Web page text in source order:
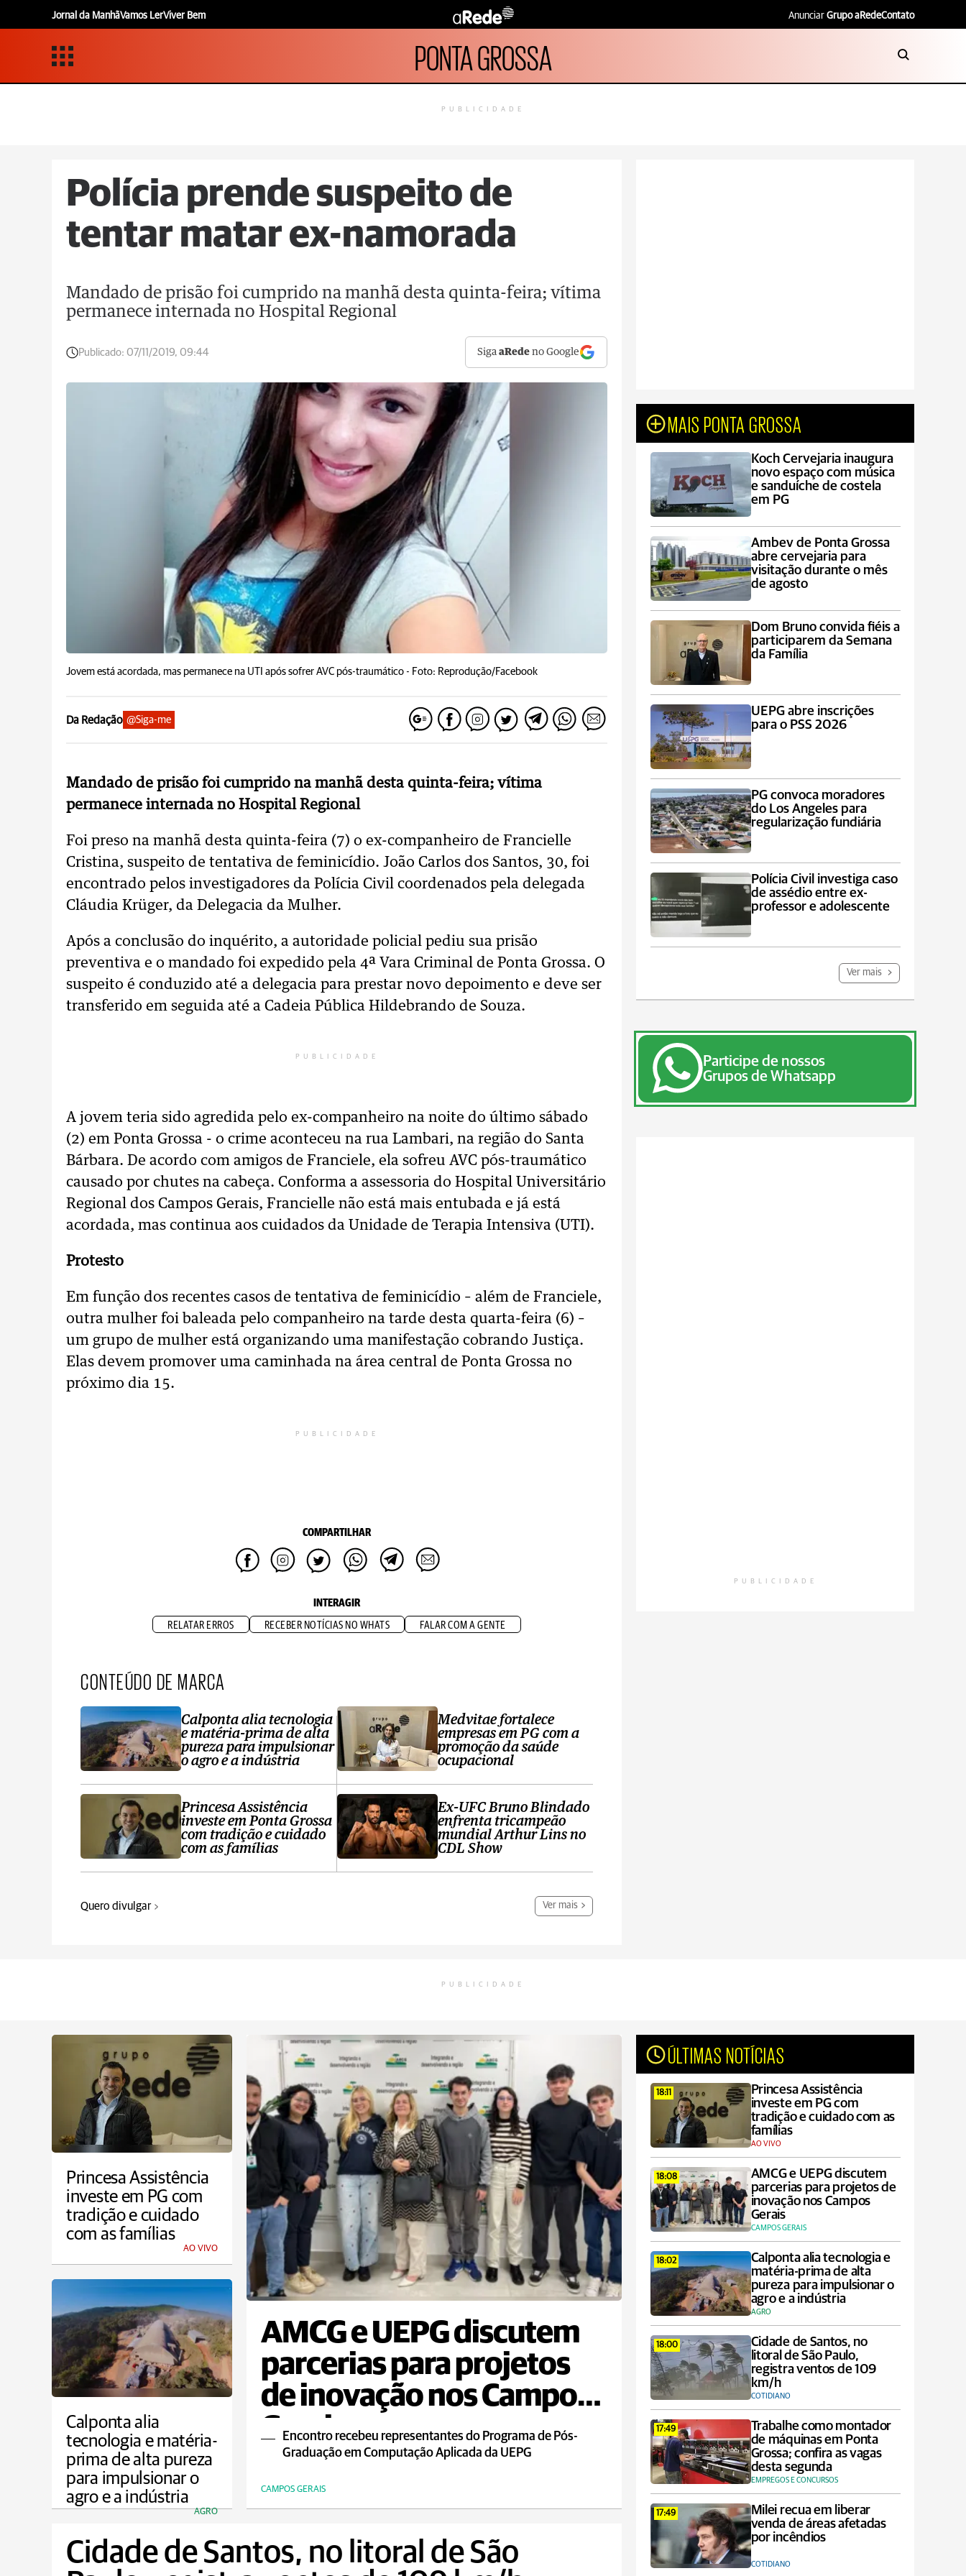
Jornal da ManhãVamos LerViver Bem Anunciar Grupo aRedeContato
PONTA GROSSA
PUBLICIDADE
Polícia prende suspeito de
tentar matar ex-namorada
Mandado de prisão foi cumprido na manhã desta quinta-feira; vítima
permanece internada no Hospital Regional
Publicado: 07/11/2019, 09:44 SigaaRede no Google
Jovem está acordada, mas permanece na UTI após sofrer AVC pós-traumático - Foto: Reprodução/Facebook
Da Redação @Siga-me
Mandado de prisão foi cumprido na manhã desta quinta-feira; vítima
permanece internada no Hospital Regional
Foi preso na manhã desta quinta-feira (7) o ex-companheiro de Francielle
Cristina, suspeito de tentativa de feminicídio. João Carlos dos Santos, 30, foi
encontrado pelos investigadores da Polícia Civil coordenados pela delegada
Cláudia Krüger, da Delegacia da Mulher.
Após a conclusão do inquérito, a autoridade policial pediu sua prisão
preventiva e o mandado foi expedido pela 4ª Vara Criminal de Ponta Grossa. O
suspeito é conduzido até a delegacia para prestar novo depoimento e deve ser
transferido em seguida até a Cadeia Pública Hildebrando de Souza.
PUBLICIDADE
A jovem teria sido agredida pelo ex-companheiro na noite do último sábado
(2) em Ponta Grossa - o crime aconteceu na rua Lambari, na região do Santa
Bárbara. De acordo com amigos de Franciele, ela sofreu AVC pós-traumático
causado por chutes na cabeça. Conforma a assessoria do Hospital Universitário
Regional dos Campos Gerais, Francielle não está mais entubada e já está
acordada, mas continua aos cuidados da Unidade de Terapia Intensiva (UTI).
Protesto
Em função dos recentes casos de tentativa de feminicídio – além de Franciele,
outra mulher foi baleada pelo companheiro na tarde desta quarta-feira (6) –
um grupo de mulher está organizando uma manifestação cobrando Justiça.
Elas devem promover uma caminhada na área central de Ponta Grossa no
próximo dia 15.
PUBLICIDADE
COMPARTILHAR
INTERAGIR
RELATAR ERROS RECEBER NOTÍCIAS NO WHATS FALAR COM A GENTE
CONTEÚDO DE MARCA
Calponta alia tecnologia
e matéria-prima de alta
pureza para impulsionar
o agro e a indústria
Princesa Assistência
investe em Ponta Grossa
com tradição e cuidado
com as famílias
Medvitae fortalece
empresas em PG com a
promoção da saúde
ocupacional
Ex-UFC Bruno Blindado
enfrenta tricampeão
mundial Arthur Lins no
CDL Show
Quero divulgar Ver mais
MAIS PONTA GROSSA
Koch Cervejaria inaugura
novo espaço com música
e sanduíche de costela
em PG
Ambev de Ponta Grossa
abre cervejaria para
visitação durante o mês
de agosto
Dom Bruno convida fiéis a
participarem da Semana
da Família
UEPG abre inscrições
para o PSS 2026
PG convoca moradores
do Los Angeles para
regularização fundiária
Polícia Civil investiga caso
de assédio entre ex-
professor e adolescente
Ver mais
Participe de nossos
Grupos de Whatsapp
PUBLICIDADE
PUBLICIDADE
Princesa Assistência
investe em PG com
tradição e cuidado
com as famílias
AO VIVO
AMCG e UEPG discutem
parcerias para projetos
de inovação nos Campos
Gerais
Encontro recebeu representantes do Programa de Pós-
Graduação em Computação Aplicada da UEPG
CAMPOS GERAIS
ÚLTIMAS NOTÍCIAS
18:11
Princesa Assistência
investe em PG com
tradição e cuidado com as
famílias
AO VIVO
18:08
AMCG e UEPG discutem
parcerias para projetos de
inovação nos Campos
Gerais
CAMPOS GERAIS
18:02
Calponta alia tecnologia e
matéria-prima de alta
pureza para impulsionar o
agro e a indústria
AGRO
18:00
Cidade de Santos, no
litoral de São Paulo,
registra ventos de 109
km/h
COTIDIANO
17:49
Trabalhe como montador
de máquinas em Ponta
Grossa; confira as vagas
desta segunda
EMPREGOS E CONCURSOS
17:49
Milei recua em liberar
venda de áreas afetadas
por incêndios
COTIDIANO
Calponta alia
tecnologia e matéria-
prima de alta pureza
para impulsionar o
agro e a indústria
AGRO
Cidade de Santos, no litoral de São